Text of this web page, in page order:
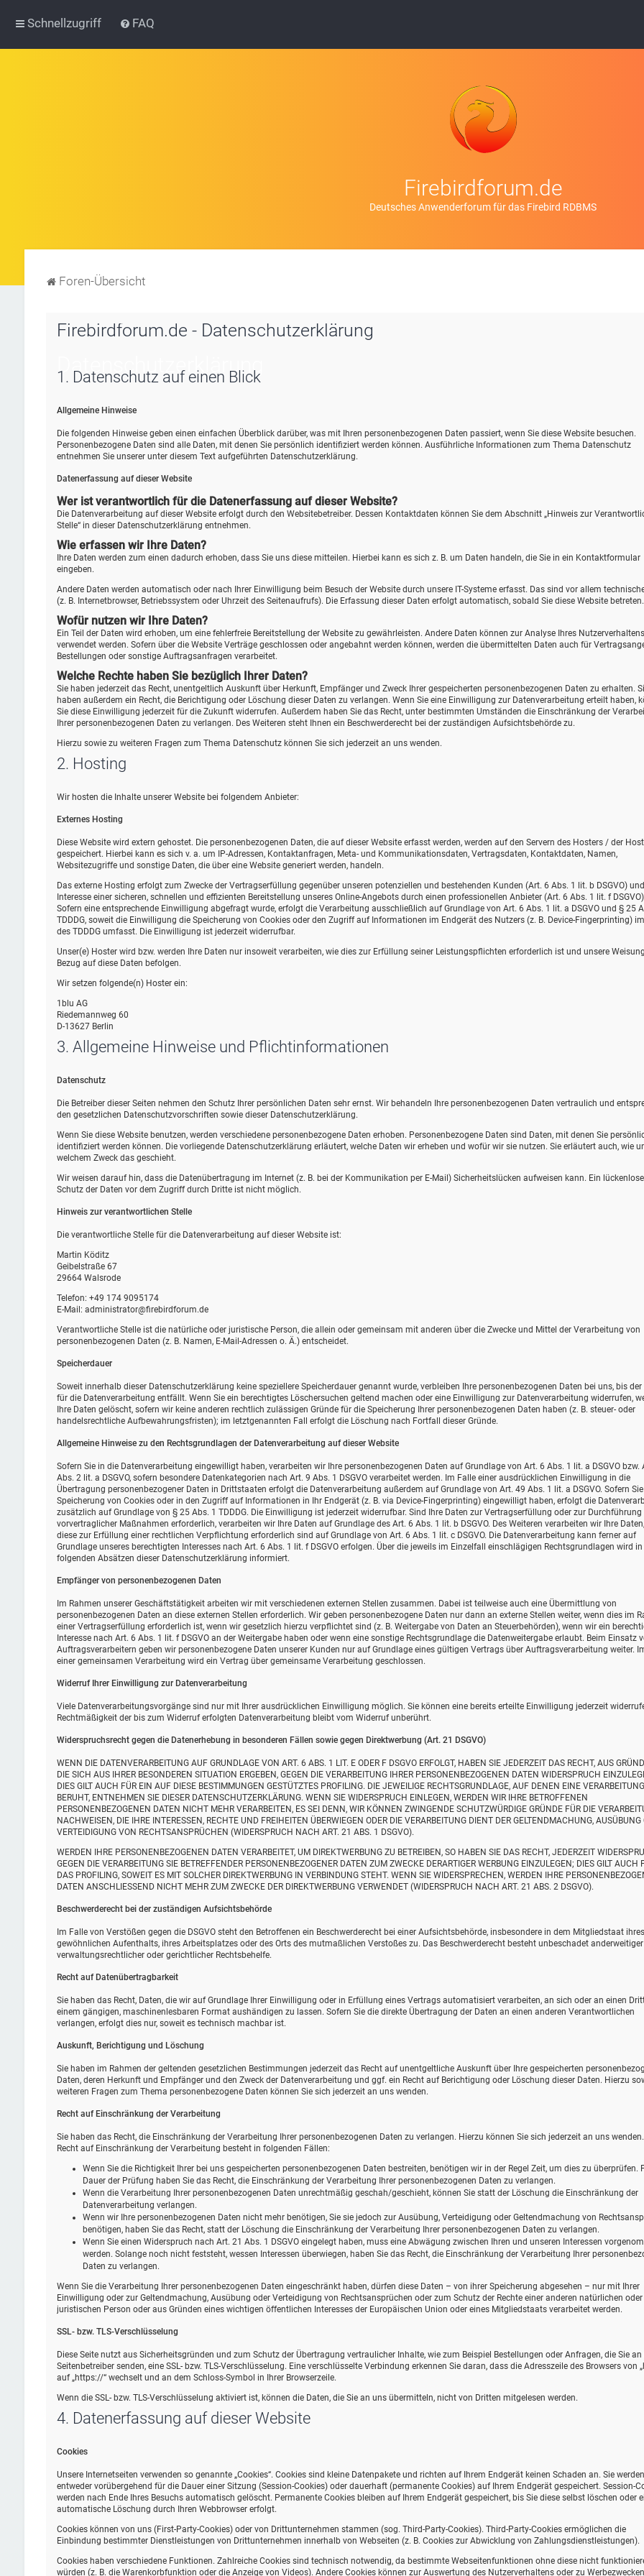
Schnellzugriff FAQ
Firebirdforum.de
Deutsches Anwenderforum für das Firebird RDBMS
Foren-Übersicht
Firebirdforum.de - Datenschutzerklärung
Datenschutz­erklärung
1. Datenschutz auf einen Blick
Allgemeine Hinweise
Die folgenden Hinweise geben einen einfachen Überblick darüber, was mit Ihren personenbezogenen Daten passiert, wenn Sie diese Website besuchen.
Personenbezogene Daten sind alle Daten, mit denen Sie persönlich identifiziert werden können. Ausführliche Informationen zum Thema Datenschutz
entnehmen Sie unserer unter diesem Text aufgeführten Datenschutzerklärung.
Datenerfassung auf dieser Website
Wer ist verantwortlich für die Datenerfassung auf dieser Website?
Die Datenverarbeitung auf dieser Website erfolgt durch den Websitebetreiber. Dessen Kontaktdaten können Sie dem Abschnitt „Hinweis zur
Stelle“ in dieser Datenschutzerklärung entnehmen.
Wie erfassen wir Ihre Daten?
Ihre Daten werden zum einen dadurch erhoben, dass Sie uns diese mitteilen. Hierbei kann es sich z. B. um Daten handeln, die Sie in ein Kontaktformular
eingeben.
Andere Daten werden automatisch oder nach Ihrer Einwilligung beim Besuch der Website durch unsere IT-Systeme erfasst. Das sind vor allem
(z. B. Internetbrowser, Betriebssystem oder Uhrzeit des Seitenaufrufs). Die Erfassung dieser Daten erfolgt automatisch, sobald Sie diese Website betreten.
Wofür nutzen wir Ihre Daten?
Ein Teil der Daten wird erhoben, um eine fehlerfreie Bereitstellung der Website zu gewährleisten. Andere Daten können zur Analyse Ihres Nutzerverhaltens
verwendet werden. Sofern über die Website Verträge geschlossen oder angebahnt werden können, werden die übermittelten Daten auch für
Bestellungen oder sonstige Auftragsanfragen verarbeitet.
Welche Rechte haben Sie bezüglich Ihrer Daten?
Sie haben jederzeit das Recht, unentgeltlich Auskunft über Herkunft, Empfänger und Zweck Ihrer gespeicherten personenbezogenen Daten zu erhalten.
haben außerdem ein Recht, die Berichtigung oder Löschung dieser Daten zu verlangen. Wenn Sie eine Einwilligung zur Datenverarbeitung erteilt haben,
Sie diese Einwilligung jederzeit für die Zukunft widerrufen. Außerdem haben Sie das Recht, unter bestimmten Umständen die Einschränkung der
Ihrer personenbezogenen Daten zu verlangen. Des Weiteren steht Ihnen ein Beschwerderecht bei der zuständigen Aufsichtsbehörde zu.
Hierzu sowie zu weiteren Fragen zum Thema Datenschutz können Sie sich jederzeit an uns wenden.
2. Hosting
Wir hosten die Inhalte unserer Website bei folgendem Anbieter:
Externes Hosting
Diese Website wird extern gehostet. Die personenbezogenen Daten, die auf dieser Website erfasst werden, werden auf den Servern des Hosters / der
gespeichert. Hierbei kann es sich v. a. um IP-Adressen, Kontaktanfragen, Meta- und Kommunikationsdaten, Vertragsdaten, Kontaktdaten, Namen,
Websitezugriffe und sonstige Daten, die über eine Website generiert werden, handeln.
Das externe Hosting erfolgt zum Zwecke der Vertragserfüllung gegenüber unseren potenziellen und bestehenden Kunden (Art. 6 Abs. 1 lit. b DSGVO)
Interesse einer sicheren, schnellen und effizienten Bereitstellung unseres Online-Angebots durch einen professionellen Anbieter (Art. 6 Abs. 1 lit. f
Sofern eine entsprechende Einwilligung abgefragt wurde, erfolgt die Verarbeitung ausschließlich auf Grundlage von Art. 6 Abs. 1 lit. a DSGVO und § 25
TDDDG, soweit die Einwilligung die Speicherung von Cookies oder den Zugriff auf Informationen im Endgerät des Nutzers (z. B. Device-Fingerprinting)
des TDDDG umfasst. Die Einwilligung ist jederzeit widerrufbar.
Unser(e) Hoster wird bzw. werden Ihre Daten nur insoweit verarbeiten, wie dies zur Erfüllung seiner Leistungspflichten erforderlich ist und unsere
Bezug auf diese Daten befolgen.
Wir setzen folgende(n) Hoster ein:
1blu AG
Riedemannweg 60
D-13627 Berlin
3. Allgemeine Hinweise und Pflicht­informationen
Datenschutz
Die Betreiber dieser Seiten nehmen den Schutz Ihrer persönlichen Daten sehr ernst. Wir behandeln Ihre personenbezogenen Daten vertraulich und
den gesetzlichen Datenschutzvorschriften sowie dieser Datenschutzerklärung.
Wenn Sie diese Website benutzen, werden verschiedene personenbezogene Daten erhoben. Personenbezogene Daten sind Daten, mit denen Sie
identifiziert werden können. Die vorliegende Datenschutzerklärung erläutert, welche Daten wir erheben und wofür wir sie nutzen. Sie erläutert auch, wie
welchem Zweck das geschieht.
Wir weisen darauf hin, dass die Datenübertragung im Internet (z. B. bei der Kommunikation per E-Mail) Sicherheitslücken aufweisen kann. Ein
Schutz der Daten vor dem Zugriff durch Dritte ist nicht möglich.
Hinweis zur verantwortlichen Stelle
Die verantwortliche Stelle für die Datenverarbeitung auf dieser Website ist:
Martin Köditz
Geibelstraße 67
29664 Walsrode
Telefon: +49 174 9095174
E-Mail: administrator@firebirdforum.de
Verantwortliche Stelle ist die natürliche oder juristische Person, die allein oder gemeinsam mit anderen über die Zwecke und Mittel der Verarbeitung von
personenbezogenen Daten (z. B. Namen, E-Mail-Adressen o. Ä.) entscheidet.
Speicherdauer
Soweit innerhalb dieser Datenschutzerklärung keine speziellere Speicherdauer genannt wurde, verbleiben Ihre personenbezogenen Daten bei uns, bis der
für die Datenverarbeitung entfällt. Wenn Sie ein berechtigtes Löschersuchen geltend machen oder eine Einwilligung zur Datenverarbeitung widerrufen,
Ihre Daten gelöscht, sofern wir keine anderen rechtlich zulässigen Gründe für die Speicherung Ihrer personenbezogenen Daten haben (z. B. steuer- oder
handelsrechtliche Aufbewahrungsfristen); im letztgenannten Fall erfolgt die Löschung nach Fortfall dieser Gründe.
Allgemeine Hinweise zu den Rechtsgrundlagen der Datenverarbeitung auf dieser Website
Sofern Sie in die Datenverarbeitung eingewilligt haben, verarbeiten wir Ihre personenbezogenen Daten auf Grundlage von Art. 6 Abs. 1 lit. a DSGVO bzw.
Abs. 2 lit. a DSGVO, sofern besondere Datenkategorien nach Art. 9 Abs. 1 DSGVO verarbeitet werden. Im Falle einer ausdrücklichen Einwilligung in die
Übertragung personenbezogener Daten in Drittstaaten erfolgt die Datenverarbeitung außerdem auf Grundlage von Art. 49 Abs. 1 lit. a DSGVO. Sofern
Speicherung von Cookies oder in den Zugriff auf Informationen in Ihr Endgerät (z. B. via Device-Fingerprinting) eingewilligt haben, erfolgt die
zusätzlich auf Grundlage von § 25 Abs. 1 TDDDG. Die Einwilligung ist jederzeit widerrufbar. Sind Ihre Daten zur Vertragserfüllung oder zur Durchführung
vorvertraglicher Maßnahmen erforderlich, verarbeiten wir Ihre Daten auf Grundlage des Art. 6 Abs. 1 lit. b DSGVO. Des Weiteren verarbeiten wir Ihre
diese zur Erfüllung einer rechtlichen Verpflichtung erforderlich sind auf Grundlage von Art. 6 Abs. 1 lit. c DSGVO. Die Datenverarbeitung kann ferner auf
Grundlage unseres berechtigten Interesses nach Art. 6 Abs. 1 lit. f DSGVO erfolgen. Über die jeweils im Einzelfall einschlägigen Rechtsgrundlagen wird in
folgenden Absätzen dieser Datenschutzerklärung informiert.
Empfänger von personenbezogenen Daten
Im Rahmen unserer Geschäftstätigkeit arbeiten wir mit verschiedenen externen Stellen zusammen. Dabei ist teilweise auch eine Übermittlung von
personenbezogenen Daten an diese externen Stellen erforderlich. Wir geben personenbezogene Daten nur dann an externe Stellen weiter, wenn dies im
einer Vertragserfüllung erforderlich ist, wenn wir gesetzlich hierzu verpflichtet sind (z. B. Weitergabe von Daten an Steuerbehörden), wenn wir ein
Interesse nach Art. 6 Abs. 1 lit. f DSGVO an der Weitergabe haben oder wenn eine sonstige Rechtsgrundlage die Datenweitergabe erlaubt. Beim Einsatz
Auftragsverarbeitern geben wir personenbezogene Daten unserer Kunden nur auf Grundlage eines gültigen Vertrags über Auftragsverarbeitung weiter.
einer gemeinsamen Verarbeitung wird ein Vertrag über gemeinsame Verarbeitung geschlossen.
Widerruf Ihrer Einwilligung zur Datenverarbeitung
Viele Datenverarbeitungsvorgänge sind nur mit Ihrer ausdrücklichen Einwilligung möglich. Sie können eine bereits erteilte Einwilligung jederzeit
Rechtmäßigkeit der bis zum Widerruf erfolgten Datenverarbeitung bleibt vom Widerruf unberührt.
Widerspruchsrecht gegen die Datenerhebung in besonderen Fällen sowie gegen Direktwerbung (Art. 21 DSGVO)
WENN DIE DATENVERARBEITUNG AUF GRUNDLAGE VON ART. 6 ABS. 1 LIT. E ODER F DSGVO ERFOLGT, HABEN SIE JEDERZEIT DAS RECHT, AUS
DIE SICH AUS IHRER BESONDEREN SITUATION ERGEBEN, GEGEN DIE VERARBEITUNG IHRER PERSONENBEZOGENEN DATEN WIDERSPRUCH
DIES GILT AUCH FÜR EIN AUF DIESE BESTIMMUNGEN GESTÜTZTES PROFILING. DIE JEWEILIGE RECHTSGRUNDLAGE, AUF DENEN EINE VERARBEITUNG
BERUHT, ENTNEHMEN SIE DIESER DATENSCHUTZERKLÄRUNG. WENN SIE WIDERSPRUCH EINLEGEN, WERDEN WIR IHRE BETROFFENEN
PERSONENBEZOGENEN DATEN NICHT MEHR VERARBEITEN, ES SEI DENN, WIR KÖNNEN ZWINGENDE SCHUTZWÜRDIGE GRÜNDE FÜR DIE
NACHWEISEN, DIE IHRE INTERESSEN, RECHTE UND FREIHEITEN ÜBERWIEGEN ODER DIE VERARBEITUNG DIENT DER GELTENDMACHUNG, AUSÜBUNG
VERTEIDIGUNG VON RECHTSANSPRÜCHEN (WIDERSPRUCH NACH ART. 21 ABS. 1 DSGVO).
WERDEN IHRE PERSONENBEZOGENEN DATEN VERARBEITET, UM DIREKTWERBUNG ZU BETREIBEN, SO HABEN SIE DAS RECHT, JEDERZEIT
GEGEN DIE VERARBEITUNG SIE BETREFFENDER PERSONENBEZOGENER DATEN ZUM ZWECKE DERARTIGER WERBUNG EINZULEGEN; DIES GILT AUCH
DAS PROFILING, SOWEIT ES MIT SOLCHER DIREKTWERBUNG IN VERBINDUNG STEHT. WENN SIE WIDERSPRECHEN, WERDEN IHRE
DATEN ANSCHLIESSEND NICHT MEHR ZUM ZWECKE DER DIREKTWERBUNG VERWENDET (WIDERSPRUCH NACH ART. 21 ABS. 2 DSGVO).
Beschwerde­recht bei der zuständigen Aufsichts­behörde
Im Falle von Verstößen gegen die DSGVO steht den Betroffenen ein Beschwerderecht bei einer Aufsichtsbehörde, insbesondere in dem Mitgliedstaat ihres
gewöhnlichen Aufenthalts, ihres Arbeitsplatzes oder des Orts des mutmaßlichen Verstoßes zu. Das Beschwerderecht besteht unbeschadet anderweitiger
verwaltungsrechtlicher oder gerichtlicher Rechtsbehelfe.
Recht auf Daten­übertrag­barkeit
Sie haben das Recht, Daten, die wir auf Grundlage Ihrer Einwilligung oder in Erfüllung eines Vertrags automatisiert verarbeiten, an sich oder an einen
einem gängigen, maschinenlesbaren Format aushändigen zu lassen. Sofern Sie die direkte Übertragung der Daten an einen anderen Verantwortlichen
verlangen, erfolgt dies nur, soweit es technisch machbar ist.
Auskunft, Berichtigung und Löschung
Sie haben im Rahmen der geltenden gesetzlichen Bestimmungen jederzeit das Recht auf unentgeltliche Auskunft über Ihre gespeicherten
Daten, deren Herkunft und Empfänger und den Zweck der Datenverarbeitung und ggf. ein Recht auf Berichtigung oder Löschung dieser Daten. Hierzu
weiteren Fragen zum Thema personenbezogene Daten können Sie sich jederzeit an uns wenden.
Recht auf Einschränkung der Verarbeitung
Sie haben das Recht, die Einschränkung der Verarbeitung Ihrer personenbezogenen Daten zu verlangen. Hierzu können Sie sich jederzeit an uns
Recht auf Einschränkung der Verarbeitung besteht in folgenden Fällen:
Wenn Sie die Richtigkeit Ihrer bei uns gespeicherten personenbezogenen Daten bestreiten, benötigen wir in der Regel Zeit, um dies zu überprüfen.
Dauer der Prüfung haben Sie das Recht, die Einschränkung der Verarbeitung Ihrer personenbezogenen Daten zu verlangen.
Wenn die Verarbeitung Ihrer personenbezogenen Daten unrechtmäßig geschah/geschieht, können Sie statt der Löschung die Einschränkung der
Datenverarbeitung verlangen.
Wenn wir Ihre personenbezogenen Daten nicht mehr benötigen, Sie sie jedoch zur Ausübung, Verteidigung oder Geltendmachung von
benötigen, haben Sie das Recht, statt der Löschung die Einschränkung der Verarbeitung Ihrer personenbezogenen Daten zu verlangen.
Wenn Sie einen Widerspruch nach Art. 21 Abs. 1 DSGVO eingelegt haben, muss eine Abwägung zwischen Ihren und unseren Interessen
werden. Solange noch nicht feststeht, wessen Interessen überwiegen, haben Sie das Recht, die Einschränkung der Verarbeitung Ihrer
Daten zu verlangen.
Wenn Sie die Verarbeitung Ihrer personenbezogenen Daten eingeschränkt haben, dürfen diese Daten – von ihrer Speicherung abgesehen – nur mit Ihrer
Einwilligung oder zur Geltendmachung, Ausübung oder Verteidigung von Rechtsansprüchen oder zum Schutz der Rechte einer anderen natürlichen oder
juristischen Person oder aus Gründen eines wichtigen öffentlichen Interesses der Europäischen Union oder eines Mitgliedstaats verarbeitet werden.
SSL- bzw. TLS-Verschlüsselung
Diese Seite nutzt aus Sicherheitsgründen und zum Schutz der Übertragung vertraulicher Inhalte, wie zum Beispiel Bestellungen oder Anfragen, die Sie
Seitenbetreiber senden, eine SSL- bzw. TLS-Verschlüsselung. Eine verschlüsselte Verbindung erkennen Sie daran, dass die Adresszeile des Browsers von
auf „https://“ wechselt und an dem Schloss-Symbol in Ihrer Browserzeile.
Wenn die SSL- bzw. TLS-Verschlüsselung aktiviert ist, können die Daten, die Sie an uns übermitteln, nicht von Dritten mitgelesen werden.
4. Datenerfassung auf dieser Website
Cookies
Unsere Internetseiten verwenden so genannte „Cookies“. Cookies sind kleine Datenpakete und richten auf Ihrem Endgerät keinen Schaden an. Sie werden
entweder vorübergehend für die Dauer einer Sitzung (Session-Cookies) oder dauerhaft (permanente Cookies) auf Ihrem Endgerät gespeichert. Session-
werden nach Ende Ihres Besuchs automatisch gelöscht. Permanente Cookies bleiben auf Ihrem Endgerät gespeichert, bis Sie diese selbst löschen oder
automatische Löschung durch Ihren Webbrowser erfolgt.
Cookies können von uns (First-Party-Cookies) oder von Drittunternehmen stammen (sog. Third-Party-Cookies). Third-Party-Cookies ermöglichen die
Einbindung bestimmter Dienstleistungen von Drittunternehmen innerhalb von Webseiten (z. B. Cookies zur Abwicklung von Zahlungsdienstleistungen).
Cookies haben verschiedene Funktionen. Zahlreiche Cookies sind technisch notwendig, da bestimmte Webseitenfunktionen ohne diese nicht
würden (z. B. die Warenkorbfunktion oder die Anzeige von Videos). Andere Cookies können zur Auswertung des Nutzerverhaltens oder zu Werbezwecken